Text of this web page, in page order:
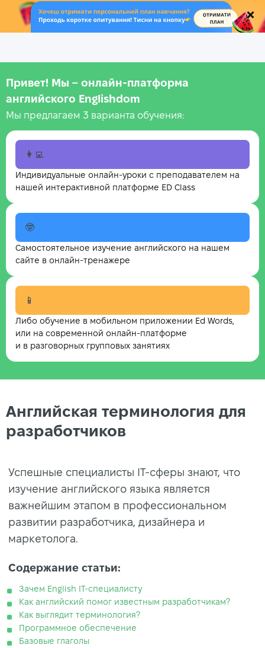
.
Привет! Мы – онлайн‑платформа
английского Englishdom
Мы предлагаем 3 варианта обучения:
👩‍💻
Индивидуальные онлайн-уроки с преподавателем на
нашей интерактивной платформе ED Class
🤓
Самостоятельное изучение английского на нашем
сайте в онлайн-тренажере
📱
Либо обучение в мобильном приложении Ed Words,
или на современной онлайн-платформе
и в разговорных групповых занятиях
Английская терминология для
разработчиков
Успешные специалисты IT-сферы знают, что
изучение английского языка является
важнейшим этапом в профессиональном
развитии разработчика, дизайнера и
маркетолога.
Содержание статьи:
Зачем English IT-специалисту
Как английский помог известным разработчикам?
Как выглядит терминология?
Программное обеспечение
Базовые глаголы